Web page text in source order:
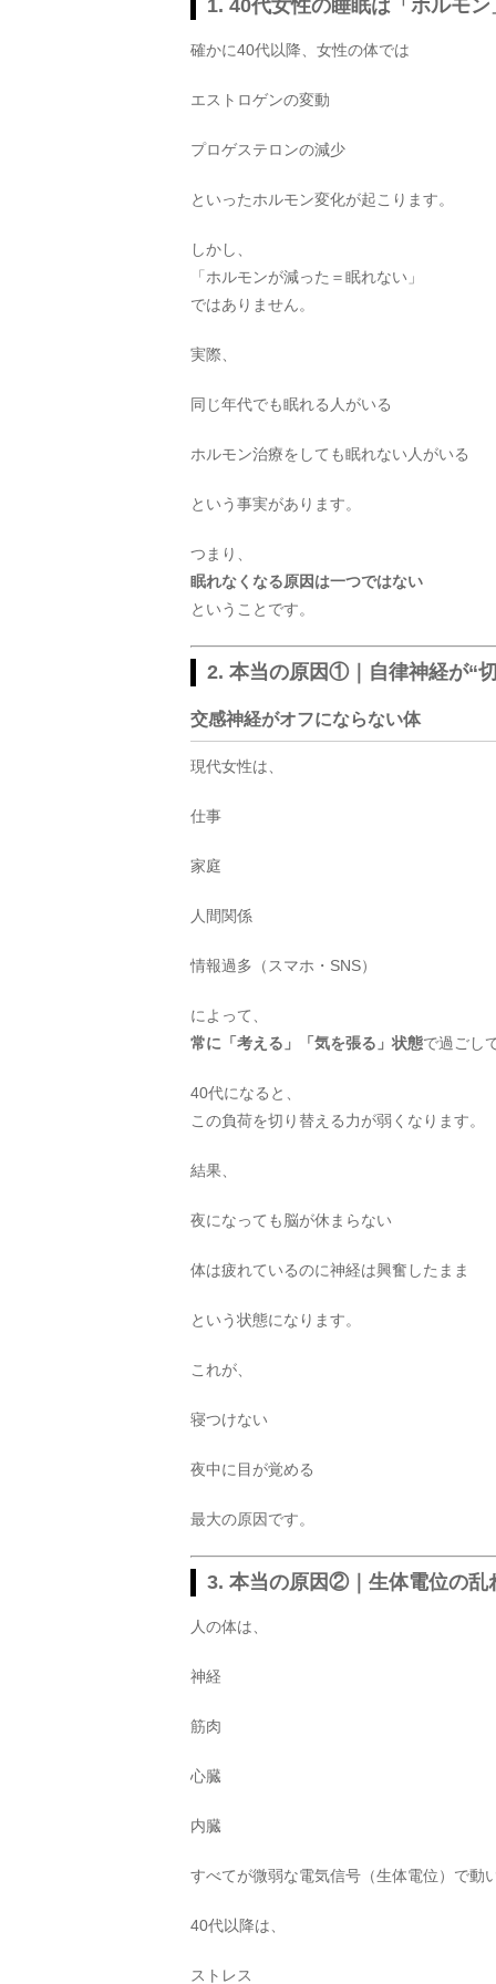
1. 40代女性の睡眠は「ホルモ
確かに40代以降、女性の体では
エストロゲンの変動
プロゲステロンの減少
といったホルモン変化が起こります。
しかし、
「ホルモンが減った＝眠れない」
ではありません。
実際、
同じ年代でも眠れる人がいる
ホルモン治療をしても眠れない人がいる
という事実があります。
つまり、
眠れなくなる原因は一つではない
ということです。
2. 本当の原因①｜自律神経が“
交感神経がオフにならない体
現代女性は、
仕事
家庭
人間関係
情報過多（スマホ・SNS）
によって、
常に「考える」「気を張る」状態で過ごし
40代になると、
この負荷を切り替える力が弱くなります。
結果、
夜になっても脳が休まらない
体は疲れているのに神経は興奮したまま
という状態になります。
これが、
寝つけない
夜中に目が覚める
最大の原因です。
3. 本当の原因②｜生体電位の乱
人の体は、
神経
筋肉
心臓
内臓
すべてが微弱な電気信号（生体電位）で動
40代以降は、
ストレス